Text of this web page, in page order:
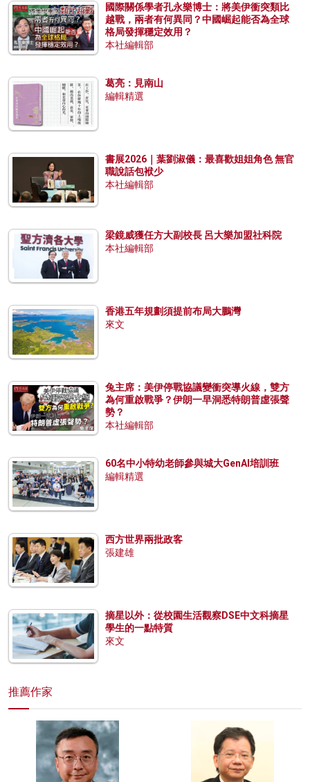
國際關係學者孔永樂博士：將美伊衝突類比
越戰，兩者有何異同？中國崛起能否為全球
格局發揮穩定效用？
本社編輯部
葛亮：見南山
編輯精選
書展2026｜葉劉淑儀：最喜歡姐姐角色 無官
職說話包袱少
本社編輯部
梁鏡威獲任方大副校長 呂大樂加盟社科院
本社編輯部
香港五年規劃須提前布局大鵬灣
來文
兔主席：美伊停戰協議變衝突導火線，雙方
為何重啟戰爭？伊朗一早洞悉特朗普虛張聲
勢？
本社編輯部
60名中小特幼老師參與城大GenAI培訓班
編輯精選
西方世界兩批政客
張建雄
摘星以外：從校園生活觀察DSE中文科摘星
學生的一點特質
來文
推薦作家